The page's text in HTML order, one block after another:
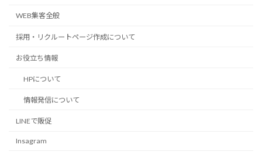
WEB集客全般
採用・リクルートページ作成について
お役立ち情報
HPについて
情報発信について
LINEで販促
Insagram